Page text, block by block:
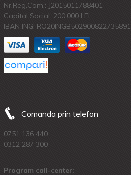
Nr.Reg.Com.: J2015011788401
Capital Social: 200.000 LEI
IBAN ING:
Comanda prin telefon
0751 136 440
0312 287 300
Program call-center: